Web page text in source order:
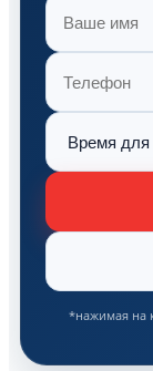
*нажимая на